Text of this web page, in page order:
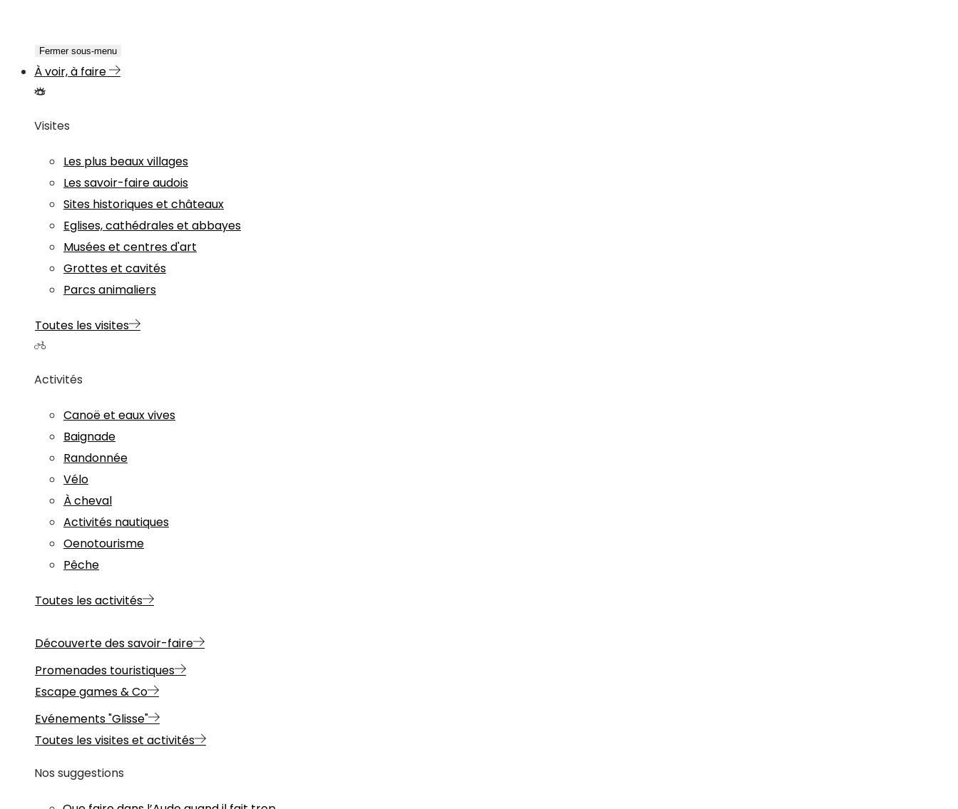
Fermer sous-menu
À voir, à faire
Visites
Les plus beaux villages
Les savoir-faire audois
Sites historiques et châteaux
Eglises, cathédrales et abbayes
Musées et centres d'art
Grottes et cavités
Parcs animaliers
Toutes les visites
Activités
Canoë et eaux vives
Baignade
Randonnée
Vélo
À cheval
Activités nautiques
Oenotourisme
Pêche
Toutes les activités
Découverte des savoir-faire
Promenades touristiques
Escape games & Co
Evénements "Glisse"
Toutes les visites et activités
Nos suggestions